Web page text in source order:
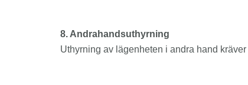
8. Andrahandsuthyrning
Uthyrning av lägenheten i andra hand